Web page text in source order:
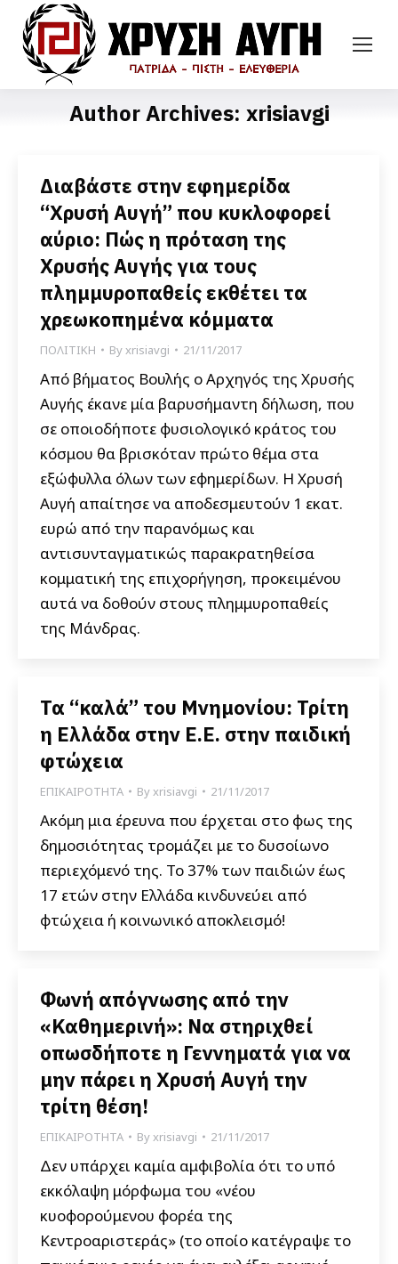
Author Archives: xrisiavgi
Διαβάστε στην εφημερίδα
“Χρυσή Αυγή” που κυκλοφορεί
αύριο: Πώς η πρόταση της
Χρυσής Αυγής για τους
πλημμυροπαθείς εκθέτει τα
χρεωκοπημένα κόμματα
ΠΟΛΙΤΙΚΗ Byxrisiavgi 21/11/2017
Από βήματος Βουλής ο Αρχηγός της Χρυσής
Αυγής έκανε μία βαρυσήμαντη δήλωση, που
σε οποιοδήποτε φυσιολογικό κράτος του
κόσμου θα βρισκόταν πρώτο θέμα στα
εξώφυλλα όλων των εφημερίδων. Η Χρυσή
Αυγή απαίτησε να αποδεσμευτούν 1 εκατ.
ευρώ από την παρανόμως και
αντισυνταγματικώς παρακρατηθείσα
κομματική της επιχορήγηση, προκειμένου
αυτά να δοθούν στους πλημμυροπαθείς
της Μάνδρας.
Τα “καλά” του Μνημονίου: Τρίτη
η Ελλάδα στην Ε.Ε. στην παιδική
φτώχεια
ΕΠΙΚΑΙΡΟΤΗΤΑ Byxrisiavgi 21/11/2017
Ακόμη μια έρευνα που έρχεται στο φως της
δημοσιότητας τρομάζει με το δυσοίωνο
περιεχόμενό της. Το 37% των παιδιών έως
17 ετών στην Ελλάδα κινδυνεύει από
φτώχεια ή κοινωνικό αποκλεισμό!
Φωνή απόγνωσης από την
«Καθημερινή»: Να στηριχθεί
οπωσδήποτε η Γεννηματά για να
μην πάρει η Χρυσή Αυγή την
τρίτη θέση!
ΕΠΙΚΑΙΡΟΤΗΤΑ Byxrisiavgi 21/11/2017
Δεν υπάρχει καμία αμφιβολία ότι το υπό
εκκόλαψη μόρφωμα του «νέου
κυοφορούμενου φορέα της
Κεντροαριστεράς» (το οποίο κατέγραψε το